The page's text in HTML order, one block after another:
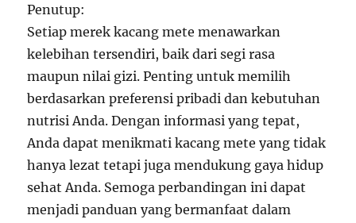
Penutup:
Setiap merek kacang mete menawarkan
kelebihan tersendiri, baik dari segi rasa
maupun nilai gizi. Penting untuk memilih
berdasarkan preferensi pribadi dan kebutuhan
nutrisi Anda. Dengan informasi yang tepat,
Anda dapat menikmati kacang mete yang tidak
hanya lezat tetapi juga mendukung gaya hidup
sehat Anda. Semoga perbandingan ini dapat
menjadi panduan yang bermanfaat dalam